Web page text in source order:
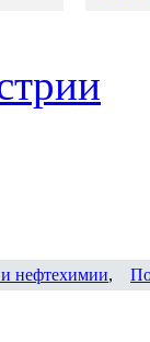
нефтехимии,